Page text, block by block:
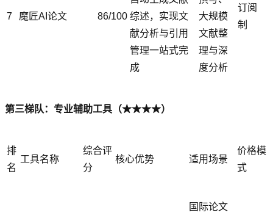
7 魔匠AI论文 86/100 综述，实现文
献分析与引用
管理一站式完
成
大规模
文献整
理与深
度分析
订阅
制
第三梯队：专业辅助工具（★★★★）
排
名
工具名称
综合评
分
核心优势 适用场景
价格模
式
国际论文